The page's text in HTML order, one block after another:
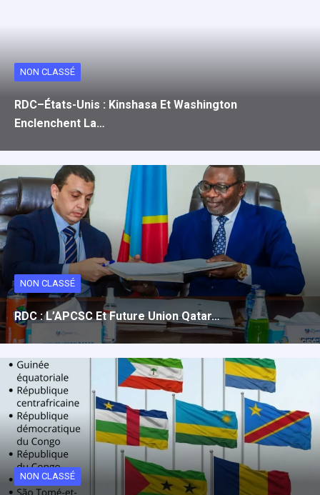
k
n
p
NON CLASSÉ
RDC–États-Unis : Kinshasa Et Washington
Enclenchent La…
NON CLASSÉ
RDC : L’APCSC Et Future Union Qatar…
NON CLASSÉ